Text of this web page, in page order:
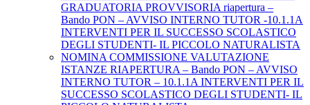
GRADUATORIA PROVVISORIA riapertura –
Bando PON – AVVISO INTERNO TUTOR -10.1.1A
INTERVENTI PER IL SUCCESSO SCOLASTICO
DEGLI STUDENTI- IL PICCOLO NATURALISTA
NOMINA COMMISSIONE VALUTAZIONE
ISTANZE RIAPERTURA – Bando PON – AVVISO
INTERNO TUTOR – 10.1.1A INTERVENTI PER IL
SUCCESSO SCOLASTICO DEGLI STUDENTI- IL